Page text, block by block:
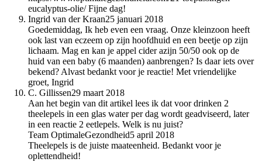
eucalyptus-olie/ Fijne dag!
Ingrid van der Kraan25 januari 2018
Goedemiddag, Ik heb even een vraag. Onze kleinzoon heeft
ook last van eczeem op zijn hoofdhuid en een beetje op zijn
lichaam. Mag en kan je appel cider azijn 50/50 ook op de
huid van een baby (6 maanden) aanbrengen? Is daar iets over
bekend? Alvast bedankt voor je reactie! Met vriendelijke
groet, Ingrid
C. Gillissen29 maart 2018
Aan het begin van dit artikel lees ik dat voor drinken 2
theelepels in een glas water per dag wordt geadviseerd, later
in een reactie 2 eetlepels. Welk is nu juist?
Team OptimaleGezondheid5 april 2018
Theelepels is de juiste maateenheid. Bedankt voor je
oplettendheid!